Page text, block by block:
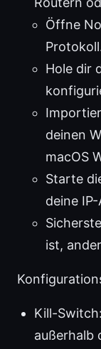
Öffne
Hole dir
deinen
macOS
Starte
deine
ist,
Kill-
außerhalb